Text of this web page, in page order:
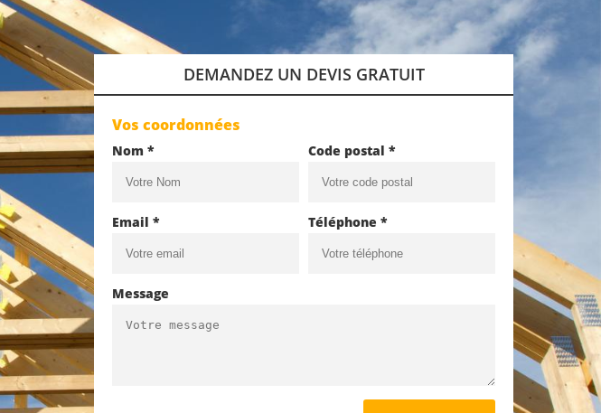
DEMANDEZ UN DEVIS GRATUIT
Vos coordonnées
Nom * Code postal *
Email * Téléphone *
Message